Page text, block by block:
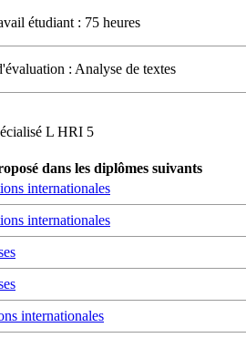
étudiant : 75 heures
: Analyse de textes
L HRI 5
dans les diplômes suivants
internationales
internationales
internationales